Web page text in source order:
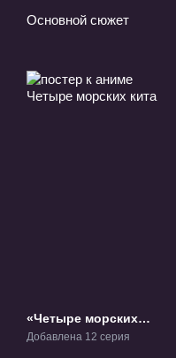
Основной сюжет
«Четыре морских
кита» ТВ-1
Добавлена 12 серия